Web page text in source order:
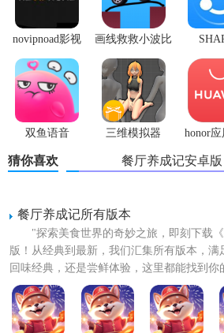
【餐厅养成记游戏安装技巧】
1. 优先提升菜品质量：初期应优先提
novipnoad影视
平台手机版
画线救救小波比
最新版
双鱼语音
三维模拟器
honor
猜你喜欢
餐厅养成记安卓版
餐厅养成记所有版本
"探索美食世界的奇妙之旅，即刻下载
版！从经典到最新，我们汇集所有版本，满
回味经典，还是尝鲜体验，这里都能找到
家的行列，一起经营梦想中的...